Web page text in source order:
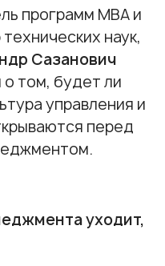
программ МВА и
наук,
Сазанович
том, будет ли
управления и
перед
уходит,